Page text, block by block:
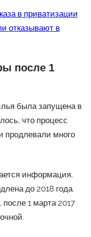
в приватизации
отказывают в
после 1
была запущена в
что процесс
продлевали много
информация,
до 2018 года.
после 1 марта 2017